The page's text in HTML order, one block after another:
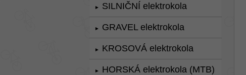
► SILNIČNÍ elektrokola
► GRAVEL elektrokola
► KROSOVÁ elektrokola
► HORSKÁ elektrokola (MTB)